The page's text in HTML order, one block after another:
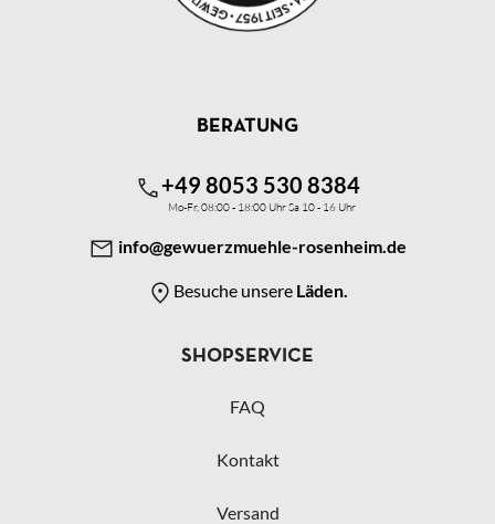
BERATUNG
+49 8053 530 8384
Mo-Fr, 08:00 - 18:00 Uhr Sa 10 - 16 Uhr
info@gewuerzmuehle-rosenheim.de
Besuche unsere Läden.
SHOPSERVICE
FAQ
Kontakt
Versand